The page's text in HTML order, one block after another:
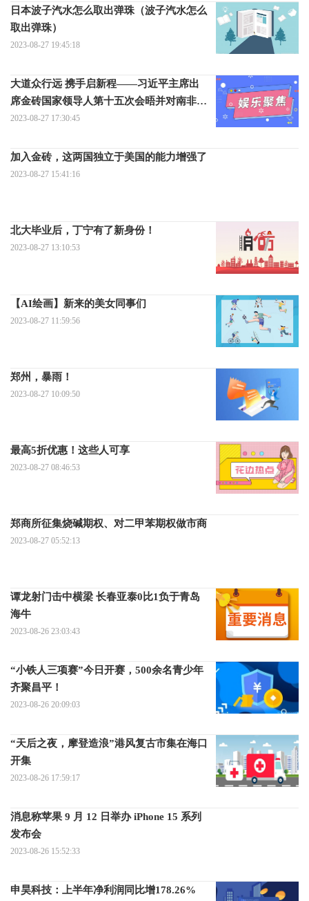
日本波子汽水怎么取出弹珠（波子汽水怎么
取出弹珠）
2023-08-27 19:45:18
大道众行远 携手启新程——习近平主席出
席金砖国家领导人第十五次会晤并对南非进
行国事访问取得丰硕成果
2023-08-27 17:30:45
加入金砖，这两国独立于美国的能力增强了
2023-08-27 15:41:16
北大毕业后，丁宁有了新身份！
2023-08-27 13:10:53
【AI绘画】新来的美女同事们
2023-08-27 11:59:56
郑州，暴雨！
2023-08-27 10:09:50
最高5折优惠！这些人可享
2023-08-27 08:46:53
郑商所征集烧碱期权、对二甲苯期权做市商
2023-08-27 05:52:13
谭龙射门击中横梁 长春亚泰0比1负于青岛
海牛
2023-08-26 23:03:43
“小铁人三项赛”今日开赛，500余名青少年
齐聚昌平！
2023-08-26 20:09:03
“天后之夜，摩登造浪”港风复古市集在海口
开集
2023-08-26 17:59:17
消息称苹果 9 月 12 日举办 iPhone 15 系列
发布会
2023-08-26 15:52:33
申昊科技：上半年净利润同比增178.26%